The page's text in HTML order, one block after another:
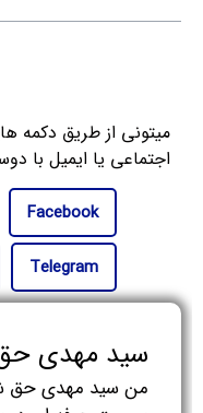
میتونی از طریق دکمه
اجتماعی یا ایمیل با
Facebook
Telegram
سید مهدی